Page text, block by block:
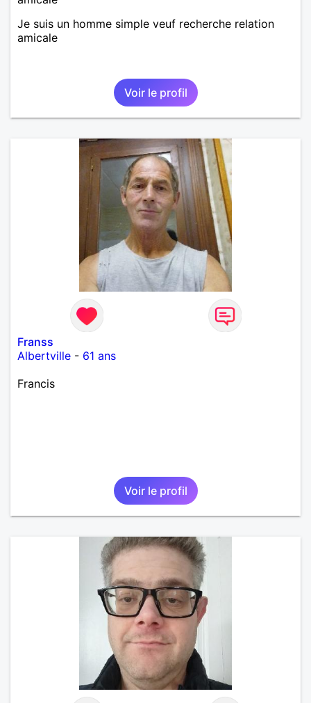
Je suis un homme simple veuf recherche relation
amicale
Voir le profil
Franss
Albertville - 61 ans
Francis
Voir le profil